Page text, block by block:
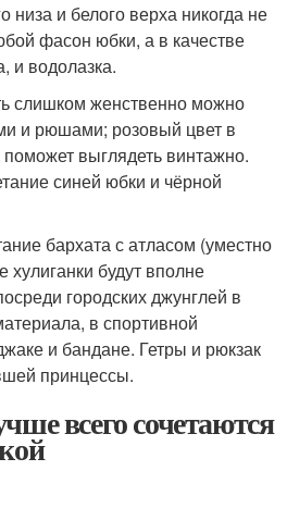
низа и белого верха никогда не
фасон юбки, а в качестве
и водолазка.
слишком женственно можно
и рюшами; розовый цвет в
выглядеть винтажно.
синей юбки и чёрной
бархата с атласом (уместно
будут вполне
городских джунглей в
в спортивной
и бандане. Гетры и рюкзак
принцессы.
всего сочетаются